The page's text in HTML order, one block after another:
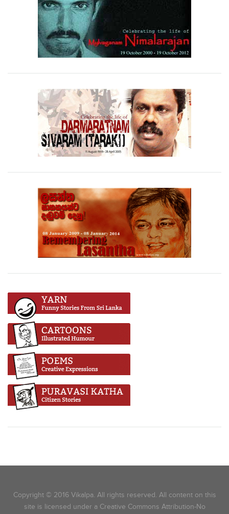
Copyright © 2016 Vikalpa. All rights reserved. All content on this
site is licensed under a Creative Commons Attribution-No